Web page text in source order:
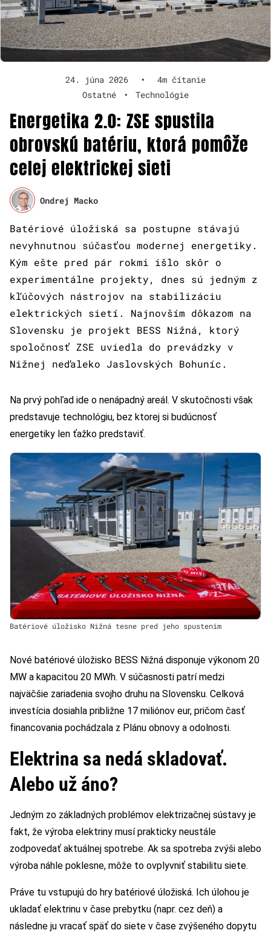
24. júna 2026 •
4m čítanie
Ostatné
• Technológie
Energetika 2.0: ZSE spustila
obrovskú batériu, ktorá pomôže
celej elektrickej sieti
Ondrej Macko
Batériové úložiská sa postupne stávajú
nevyhnutnou súčasťou modernej energetiky.
Kým ešte pred pár rokmi išlo skôr o
experimentálne projekty, dnes sú jedným z
kľúčových nástrojov na stabilizáciu
elektrických sietí. Najnovším dôkazom na
Slovensku je projekt BESS Nižná, ktorý
spoločnosť ZSE uviedla do prevádzky v
Nižnej neďaleko Jaslovských Bohuníc.
Na prvý pohľad ide o nenápadný areál. V skutočnosti však
predstavuje technológiu, bez ktorej si budúcnosť
energetiky len ťažko predstaviť.
Batériové úložisko Nižná tesne pred jeho spustením
Nové batériové úložisko BESS Nižná disponuje výkonom 20
MW a kapacitou 20 MWh. V súčasnosti patrí medzi
najväčšie zariadenia svojho druhu na Slovensku. Celková
investícia dosiahla približne 17 miliónov eur, pričom časť
financovania pochádzala z Plánu obnovy a odolnosti.
Elektrina sa nedá skladovať.
Alebo už áno?
Jedným zo základných problémov elektrizačnej sústavy je
fakt, že výroba elektriny musí prakticky neustále
zodpovedať aktuálnej spotrebe. Ak sa spotreba zvýši alebo
výroba náhle poklesne, môže to ovplyvniť stabilitu siete.
Práve tu vstupujú do hry batériové úložiská. Ich úlohou je
ukladať elektrinu v čase prebytku (napr. cez deň) a
následne ju vracať späť do siete v čase zvýšeného dopytu